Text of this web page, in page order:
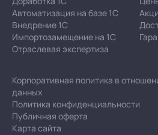
Автоматизация на базе 1С
Внедрение 1С
Импортозамещение на 1С
Отраслевая экспертиза
Корпоративная политика в
данных
Политика конфиденциальности
Публичная оферта
Карта сайта